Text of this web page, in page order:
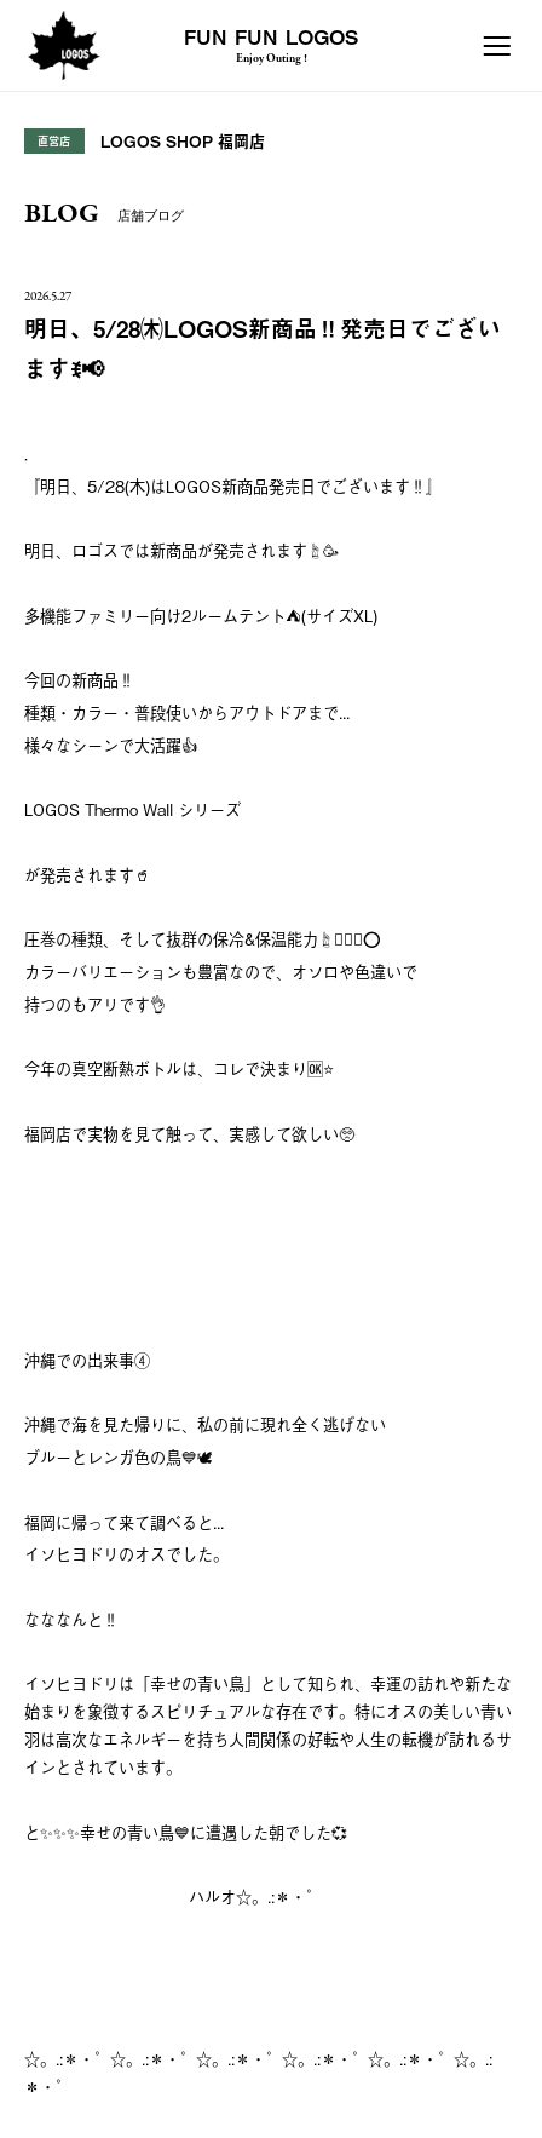
FUN FUN LOGOS
Enjoy Outing !
直営店 LOGOS SHOP 福岡店
BLOG 店舗ブログ
2026.5.27
明日、5/28㈭LOGOS新商品‼️発売日でござい
ますꉂ📢
『明日、5/28(木)はLOGOS新商品発売日でございます‼️』
明日、ロゴスでは新商品が発売されます☝️🥳
多機能ファミリー向け2ルームテント⛺️(サイズXL)
今回の新商品‼️
種類・カラー・普段使いからアウトドアまで...
様々なシーンで大活躍👍
LOGOS Thermo Wall シリーズ
が発売されます🥤
圧巻の種類、そして抜群の保冷&保温能力☝️🙆🏻‍♀️️⭕️
カラーバリエーションも豊富なので、オソロや色違いで
持つのもアリです👌
今年の真空断熱ボトルは、コレで決まり🆗⭐
福岡店で実物を見て触って、実感して欲しい🥺
沖縄での出来事④
沖縄で海を見た帰りに、私の前に現れ全く逃げない
ブルーとレンガ色の鳥💙🕊️
福岡に帰って来て調べると...
イソヒヨドリのオスでした。
なななんと‼️
イソヒヨドリは「幸せの青い鳥」として知られ、幸運の訪れや新たな
始まりを象徴するスピリチュアルな存在です。特にオスの美しい青い
羽は高次なエネルギーを持ち人間関係の好転や人生の転機が訪れるサ
インとされています。
と✨️✨️✨️幸せの青い鳥💙に遭遇した朝でした💞
ハルオ☆。.:＊・゜
☆。.:＊・゜☆。.:＊・゜☆。.:＊・゜☆。.:＊・゜☆。.:＊・゜☆。.:
＊・゜